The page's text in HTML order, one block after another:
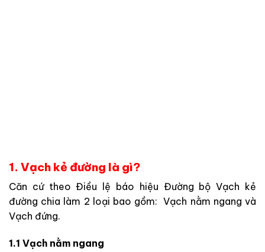
1. Vạch kẻ đường là gì?
Căn cứ theo Điều lệ báo hiệu Đường bộ Vạch kẻ
đường chia làm 2 loại bao gồm: Vạch nằm ngang và
Vạch đứng.
1.1 Vạch nằm ngang